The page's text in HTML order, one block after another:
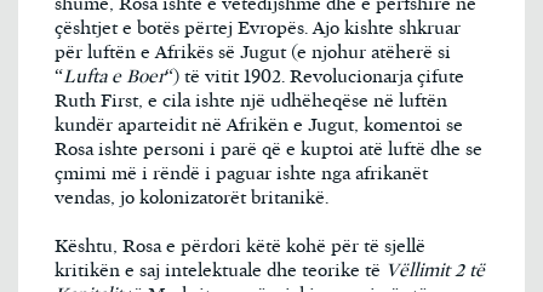
çështjet e botës përtej Evropës. Ajo kishte shkruar
për luftën e Afrikës së Jugut (e njohur atëherë si
“Lufta e Boer“) të vitit 1902. Revolucionarja çifute
Ruth First, e cila ishte një udhëheqëse në luftën
kundër aparteidit në Afrikën e Jugut, komentoi se
Rosa ishte personi i parë që e kuptoi atë luftë dhe se
çmimi më i rëndë i paguar ishte nga afrikanët
vendas, jo kolonizatorët britanikë.
Kështu, Rosa e përdori këtë kohë për të sjellë
kritikën e saj intelektuale dhe teorike të Vëllimit 2 të